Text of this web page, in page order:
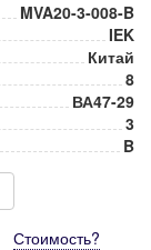
MVA20-3-008-B
IEK
Китай
8
ВА47-29
3
B
Стоимость?